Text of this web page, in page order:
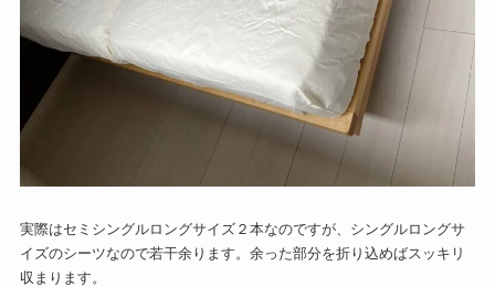
実際はセミシングルロングサイズ２本なのですが、シングルロングサ
イズのシーツなので若干余ります。余った部分を折り込めばスッキリ
収まります。